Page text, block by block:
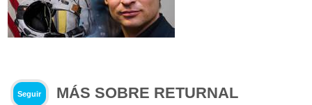
Seguir MÁS SOBRE RETURNAL